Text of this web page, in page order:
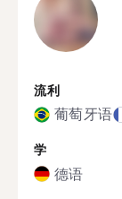
流利
葡萄牙语
学
德语